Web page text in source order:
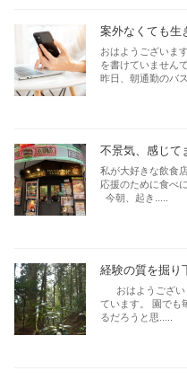
案外なくても生
おはようございま
を書けていません
昨日、朝通勤のバス
不景気、感じて
私が大好きな飲食
応援のために食
今朝、起き.....
経験の質を掘り
おはようござい
ています。 園でも
るだろうと思.....